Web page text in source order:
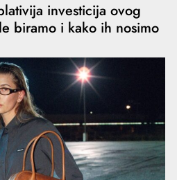
investicija ovog
biramo i kako ih nosimo